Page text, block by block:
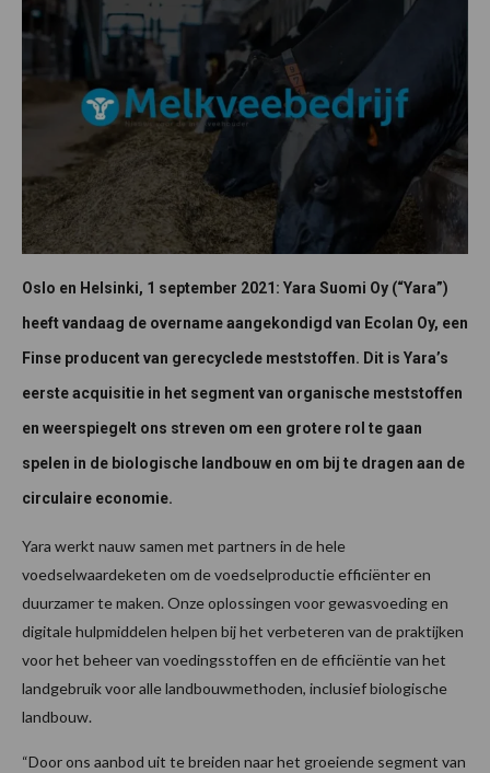
Oslo en Helsinki, 1 september 2021: Yara Suomi Oy (“Yara”)
heeft vandaag de overname aangekondigd van Ecolan Oy, een
Finse producent van gerecyclede meststoffen. Dit is Yara’s
eerste acquisitie in het segment van organische meststoffen
en weerspiegelt ons streven om een grotere rol te gaan
spelen in de biologische landbouw en om bij te dragen aan de
circulaire economie.
Yara werkt nauw samen met partners in de hele
voedselwaardeketen om de voedselproductie efficiënter en
duurzamer te maken. Onze oplossingen voor gewasvoeding en
digitale hulpmiddelen helpen bij het verbeteren van de praktijken
voor het beheer van voedingsstoffen en de efficiëntie van het
landgebruik voor alle landbouwmethoden, inclusief biologische
landbouw.
“Door ons aanbod uit te breiden naar het groeiende segment van